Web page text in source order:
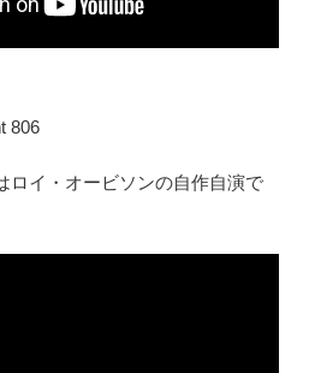
806
ロイ・オービソンの自作自演で